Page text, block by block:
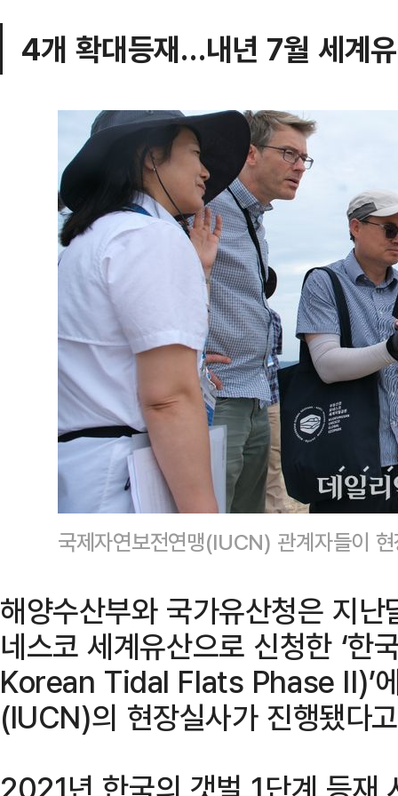
4개 확대등재…내년 7월 세계
국제자연보전연맹(IUCN) 관계자들이
해양수산부와 국가유산청은 지
네스코 세계유산으로 신청한 ‘
Korean Tidal Flats Phase Ⅱ)’
(IUCN)의 현장실사가 진행됐다
2021년 한국의 갯벌 1단계 등재